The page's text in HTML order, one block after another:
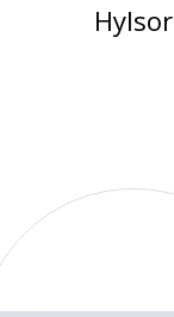
Hylsor